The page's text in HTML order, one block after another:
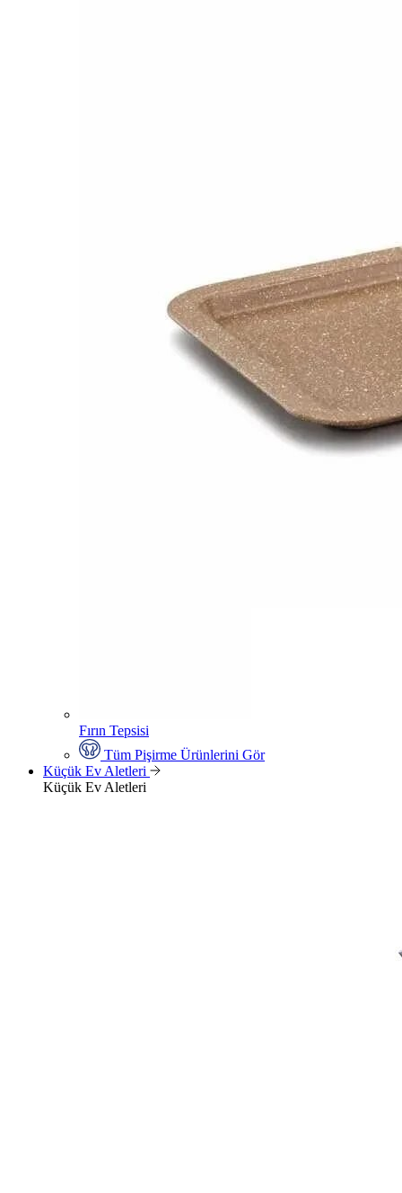
Fırın Tepsisi
Tüm Pişirme Ürünlerini Gör
Küçük Ev Aletleri
Küçük Ev Aletleri